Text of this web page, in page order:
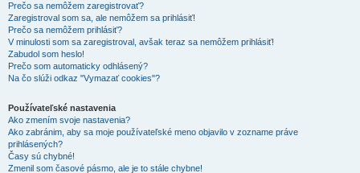
Prečo sa nemôžem zaregistrovať?
Zaregistroval som sa, ale nemôžem sa prihlásiť!
Prečo sa nemôžem prihlásiť?
V minulosti som sa zaregistroval, avšak teraz sa nemôžem prihlásiť!
Zabudol som heslo!
Prečo som automaticky odhlásený?
Na čo slúži odkaz "Vymazať cookies"?
Používateľské nastavenia
Ako zmením svoje nastavenia?
Ako zabránim, aby sa moje používateľské meno objavilo v zozname práve
prihlásených?
Časy sú chybné!
Zmenil som časové pásmo, ale je to stále chybne!